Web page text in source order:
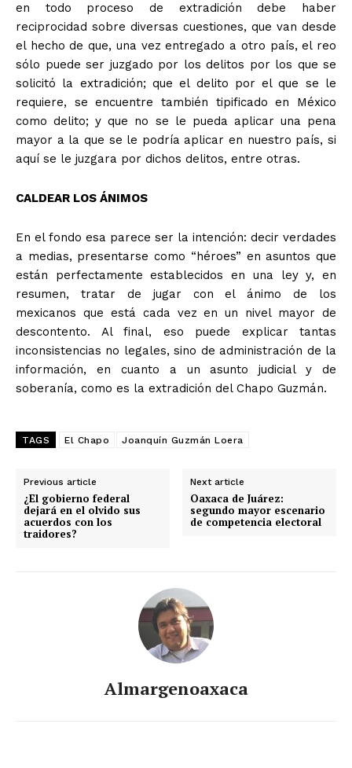
en todo proceso de extradición debe haber
reciprocidad sobre diversas cuestiones, que van desde
el hecho de que, una vez entregado a otro país, el reo
sólo puede ser juzgado por los delitos por los que se
solicitó la extradición; que el delito por el que se le
requiere, se encuentre también tipificado en México
como delito; y que no se le pueda aplicar una pena
mayor a la que se le podría aplicar en nuestro país, si
aquí se le juzgara por dichos delitos, entre otras.
CALDEAR LOS ÁNIMOS
En el fondo esa parece ser la intención: decir verdades
a medias, presentarse como “héroes” en asuntos que
están perfectamente establecidos en una ley y, en
resumen, tratar de jugar con el ánimo de los
mexicanos que está cada vez en un nivel mayor de
descontento. Al final, eso puede explicar tantas
inconsistencias no legales, sino de administración de la
información, en cuanto a un asunto judicial y de
soberanía, como es la extradición del Chapo Guzmán.
TAGS El Chapo Joanquín Guzmán Loera
Previous article
¿El gobierno federal
dejará en el olvido sus
acuerdos con los
traidores?
Next article
Oaxaca de Juárez:
segundo mayor escenario
de competencia electoral
Almargenoaxaca